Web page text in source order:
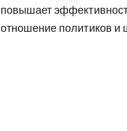
повышает
отношение политиков и